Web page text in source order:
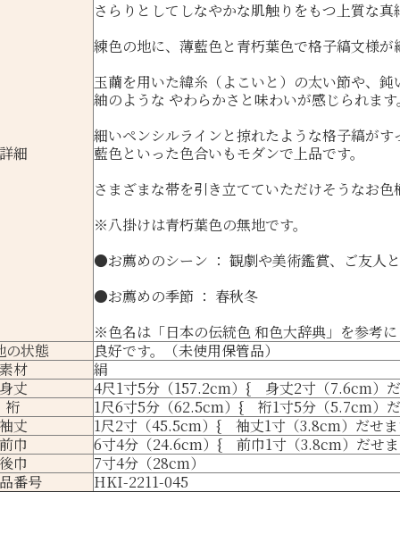
細
さらりとしてしなやかな肌触りをもつ上質な真
練色の地に、薄藍色と青朽葉色で格子縞文様が
玉繭を用いた緯糸（よこいと）の太い節や、
紬のような やわらかさと味わいが感じられます。
細いペンシルラインと掠れたような格子縞が
藍色といった色合いもモダンで上品です。
さまざまな帯を引き立てていただけそうなお
※八掛けは青朽葉色の無地です。
●お薦めのシーン ： 観劇や美術鑑賞、ご友人
●お薦めの季節 ： 春秋冬
※色名は 「日本の伝統色 和色大辞典」 を参考に
の状態
良好です。（未使用保管品）
材
絹
丈
4尺1寸5分（157.2cm）{ 身丈2寸（7.6cm）
裄
1尺6寸5分（62.5cm）{ 裄1寸5分（5.7cm）
丈
1尺2寸（45.5cm）{ 袖丈1寸（3.8cm）だせ
巾
6寸4分（24.6cm）{ 前巾1寸（3.8cm）だせ
巾
7寸4分（28cm）
番号
HKI-2211-045